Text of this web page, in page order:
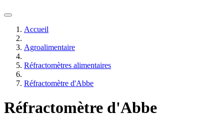
Accueil
Agroalimentaire
Réfractomètres alimentaires
Réfractomètre d'Abbe
Réfractomètre d'Abbe